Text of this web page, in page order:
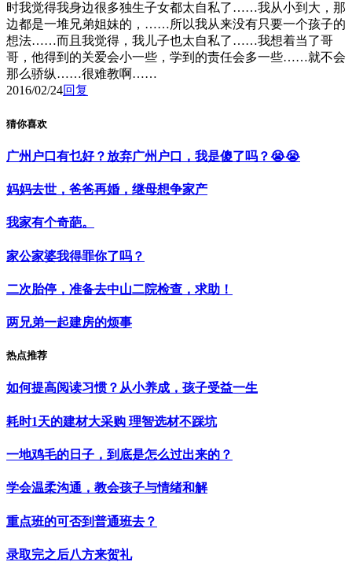
时我觉得我身边很多独生子女都太自私了……我从小到大，那
边都是一堆兄弟姐妹的，……所以我从来没有只要一个孩子的
想法……而且我觉得，我儿子也太自私了……我想着当了哥
哥，他得到的关爱会小一些，学到的责任会多一些……就不会
那么骄纵……很难教啊……
2016/02/24回复
猜你喜欢
广州户口有乜好？放弃广州户口，我是傻了吗？😭😭
妈妈去世，爸爸再婚，继母想争家产
我家有个奇葩。
家公家婆我得罪你了吗？
二次胎停，准备去中山二院检查，求助！
两兄弟一起建房的烦事
热点推荐
如何提高阅读习惯？从小养成，孩子受益一生
耗时1天的建材大采购 理智选材不踩坑
一地鸡毛的日子，到底是怎么过出来的？
学会温柔沟通，教会孩子与情绪和解
重点班的可否到普通班去？
录取完之后八方来贺礼